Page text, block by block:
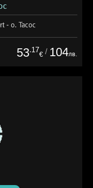
- о. Тасос
53.17
€ / 104лв.